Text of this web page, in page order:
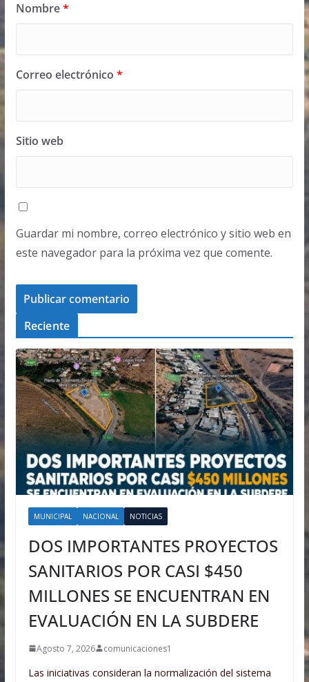
Nombre*
Correo electrónico *
Sitio web
Guardar mi nombre, correo electrónico y sitio web en
este navegador para la próxima vez que comente.
Reciente
MUNICIPAL NACIONAL NOTICIAS
DOS IMPORTANTES PROYECTOS
SANITARIOS POR CASI $450
MILLONES SE ENCUENTRAN EN
EVALUACIÓN EN LA SUBDERE
Agosto 7, 2026 comunicaciones1
Las iniciativas consideran la normalización del sistema